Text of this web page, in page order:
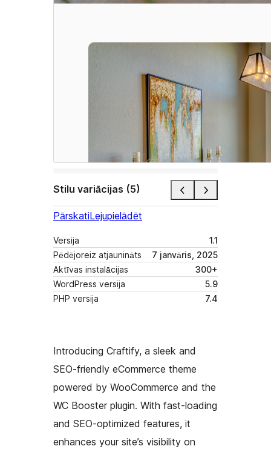
Stilu variācijas (5)
PārskatiLejupielādēt
Versija
1.1
Pēdējoreiz atjaunināts
7 janvāris, 2025
Aktīvas instalācijas
300+
WordPress versija
5.9
PHP versija
7.4
Introducing Craftify, a sleek and
SEO-friendly eCommerce theme
powered by WooCommerce and the
WC Booster plugin. With fast-loading
and SEO-optimized features, it
enhances your site’s visibility on